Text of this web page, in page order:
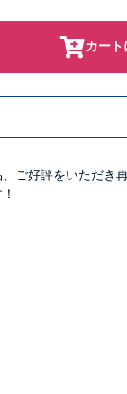
カート
ご好評をいただき